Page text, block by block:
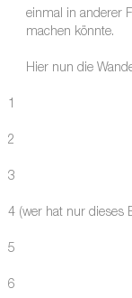
einmal in anderer
machen könnte.
Hier nun die
1
2
3
4 (wer hat nur dieses
5
6